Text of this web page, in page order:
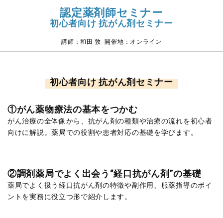
認定薬剤師セミナー
初心者向け 抗がん剤セミナー
講師：和田 敦 開催地：オンライン
初心者向け 抗がん剤セミナー
①がん薬物療法の基本をつかむ
がん治療の全体像から、抗がん剤の種類や治療の流れを初心者
向けに解説。薬局での役割や患者対応の基礎を学びます。
②調剤薬局でよく出会う“経口抗がん剤”の基礎
薬局でよく扱う経口抗がん剤の特徴や副作用、服薬指導のポイ
ントを実務に役立つ形で紹介します。